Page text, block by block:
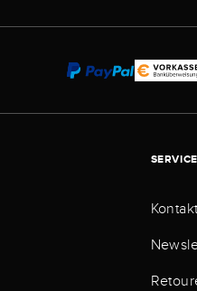
SERVICE